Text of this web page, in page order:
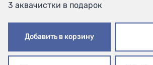
3 аквачистки в подарок
Добавить в корзину